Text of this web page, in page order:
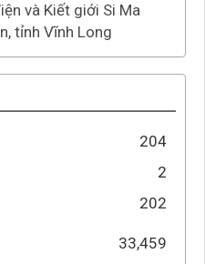
và Kiết giới Si Ma
tỉnh Vĩnh Long
204
2
202
33,459